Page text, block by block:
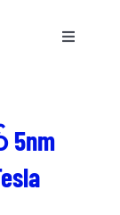
Toggle